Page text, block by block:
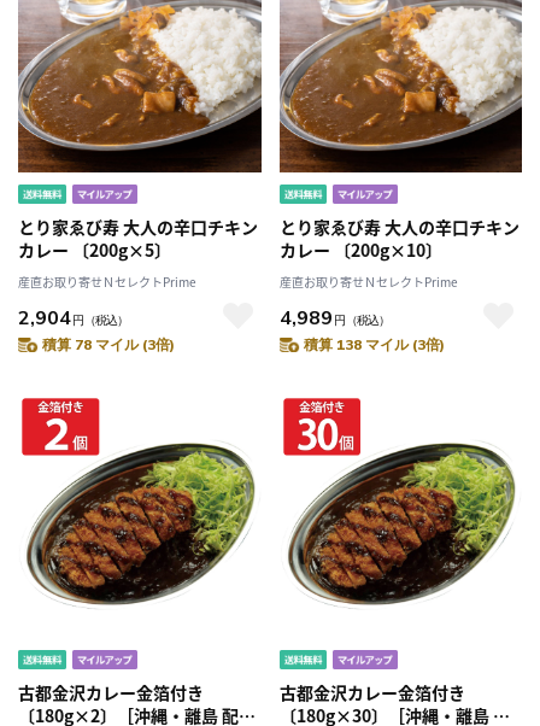
とり家ゑび寿 大人の辛口チキン
カレー 〔200g×5〕
産直お取り寄せＮセレクトPrime
2,904円 （税込）
積算 78 マイル (3倍)
とり家ゑび寿 大人の辛口チキン
カレー 〔200g×10〕
産直お取り寄せＮセレクトPrime
4,989 円 （税込）
積算 138 マイル (3倍)
古都金沢カレー金箔付き
〔180g×2〕［沖縄・離島 配送
古都金沢カレー金箔付き
〔180g×30〕［沖縄・離島 配